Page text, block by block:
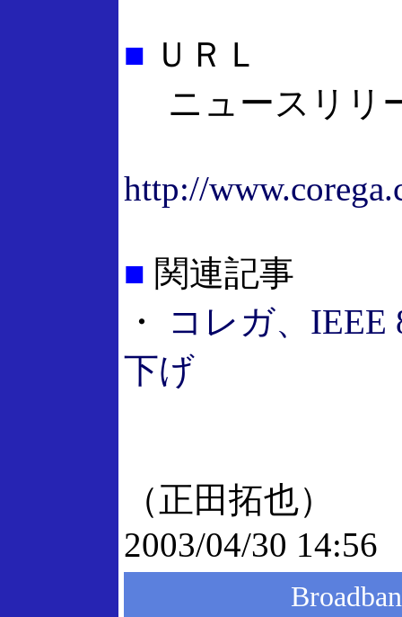
■ ＵＲＬ
ニュースリリ
http://
■ 関連記事
・
コレガ、IEEE
下げ
（正田拓也）
2003/04/30 14:56